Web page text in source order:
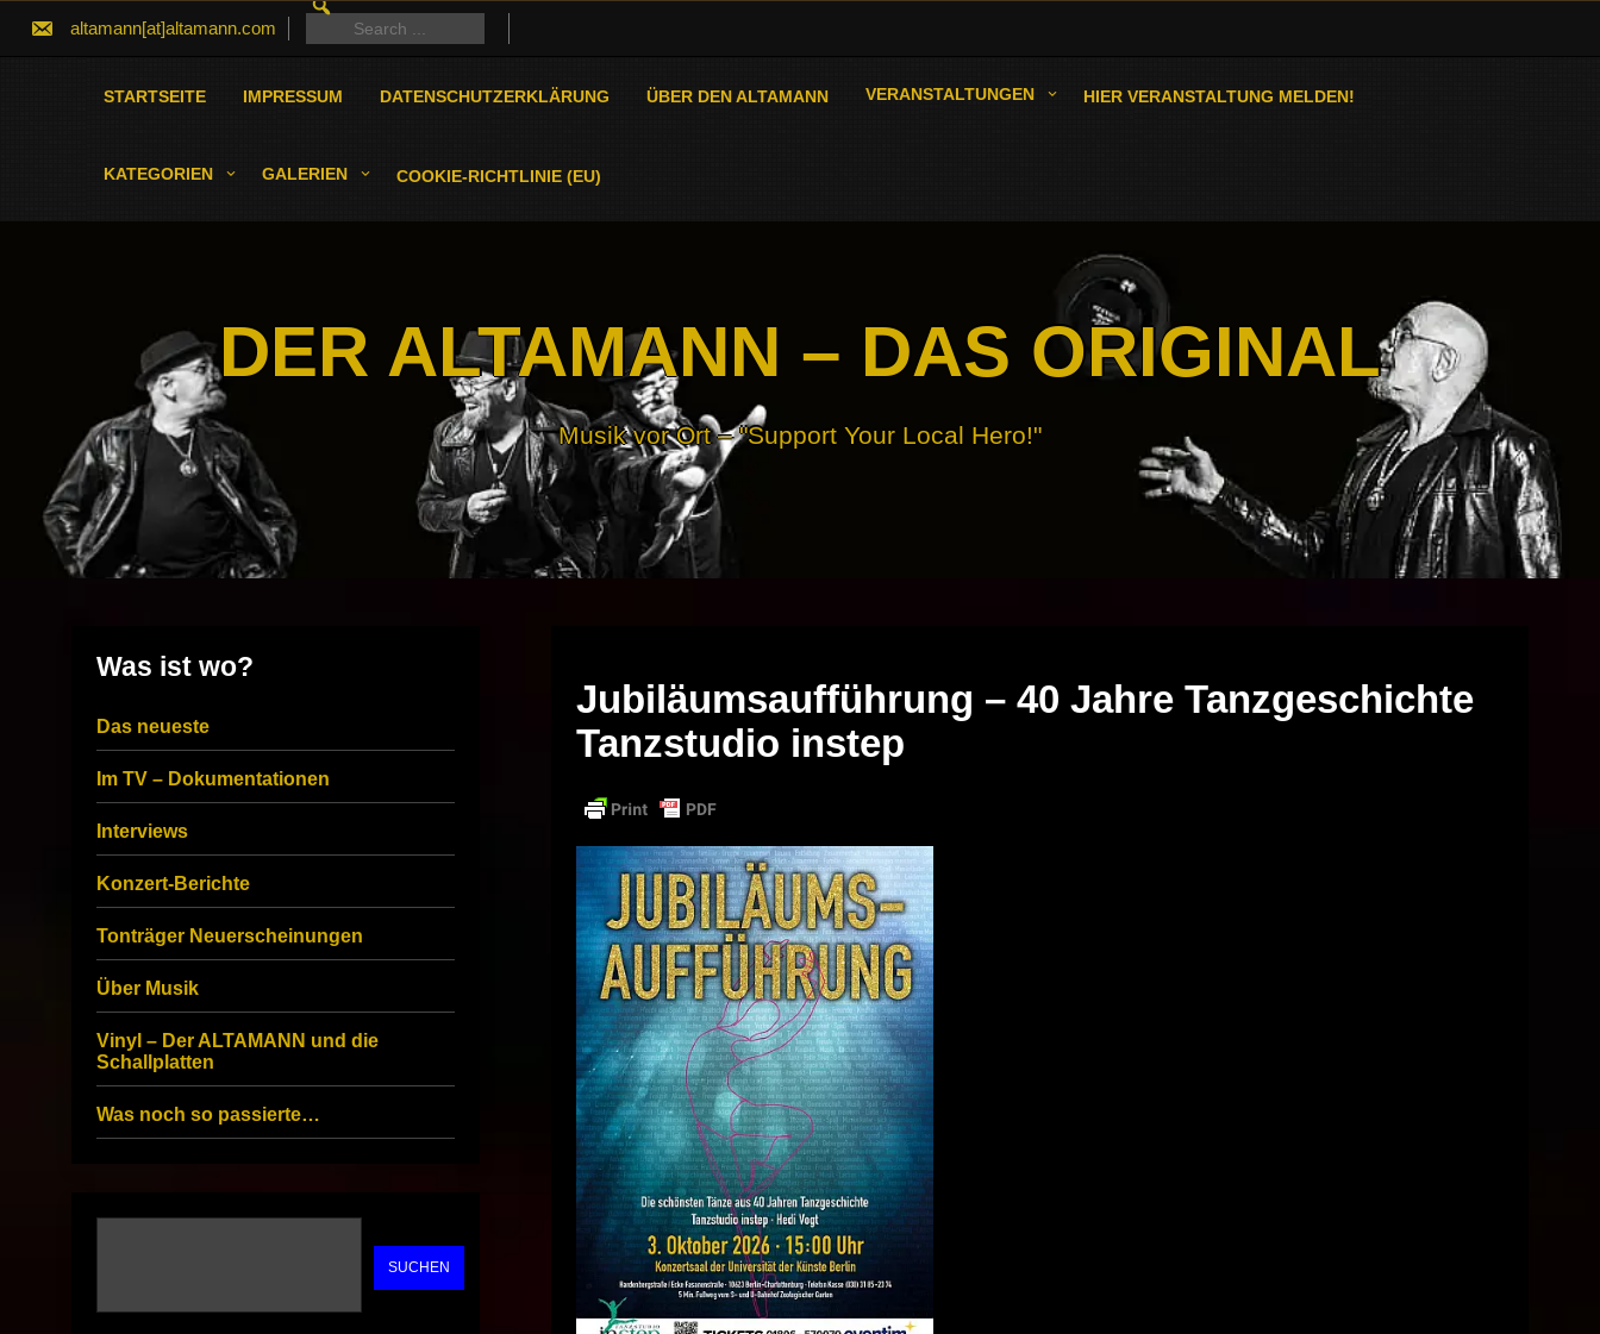
altamann[at]altamann.com
FOR:
Search
for:
STARTSEITE IMPRESSUM DATENSCHUTZERKLÄRUNG ÜBER DEN ALTAMANN VERANSTALTUNGEN HIER VERANSTALTUNG MELDEN!
KATEGORIEN GALERIEN COOKIE-RICHTLINIE (EU)
DER ALTAMANN – DAS ORIGINAL
Musik vor Ort – "Support Your Local Hero!"
Jubiläumsaufführung – 40 Jahre Tanzgeschichte
Tanzstudio instep
Was ist wo?
Das neueste
Im TV – Dokumentationen
Interviews
Konzert-Berichte
Tonträger Neuerscheinungen
Über Musik
Vinyl – Der ALTAMANN und die
Schallplatten
Was noch so passierte…
SUCHEN